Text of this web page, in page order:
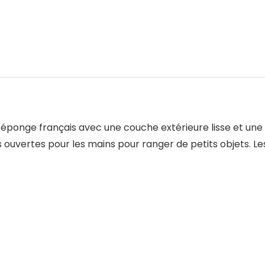
français avec une couche extérieure lisse et
pour les mains pour ranger de petits objets.